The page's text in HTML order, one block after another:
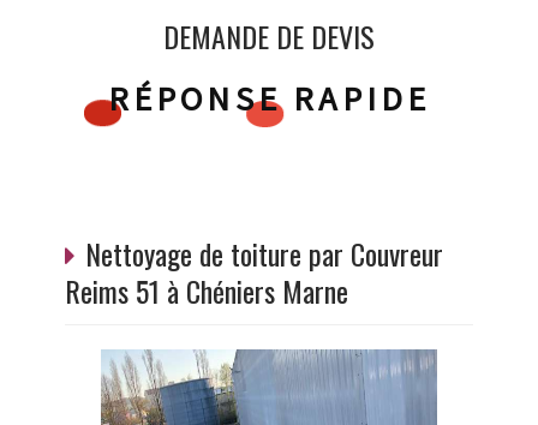
DEMANDE DE DEVIS
RÉPONSE RAPIDE
Nettoyage de toiture par Couvreur
Reims 51 à Chéniers Marne